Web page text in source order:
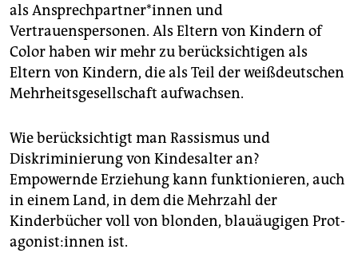
als An­sprech­part­ne­r*in­nen und
Vertrauenspersonen. Als Eltern von Kindern of
Color haben wir mehr zu berücksichtigen als
Eltern von Kindern, die als Teil der weißdeutschen
Mehrheitsgesellschaft aufwachsen.
Wie berücksichtigt man Rassismus und
Diskriminierung von Kindesalter an?
Empowernde Erziehung kann funktionieren, auch
in einem Land, in dem die Mehrzahl der
Kinderbücher voll von blonden, blauäugigen Prot­
ago­nis­t:in­nen ist.